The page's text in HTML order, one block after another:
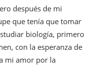
después de mi
que tenía que tomar
biología, primero
con la esperanza de
mi amor por la